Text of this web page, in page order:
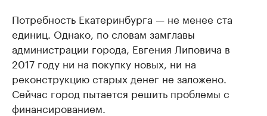
Потребность Екатеринбурга — не менее ста
единиц. Однако, по словам замглавы
администрации города, Евгения Липовича в
2017 году ни на покупку новых, ни на
реконструкцию старых денег не заложено.
Сейчас город пытается решить проблемы с
финансированием.